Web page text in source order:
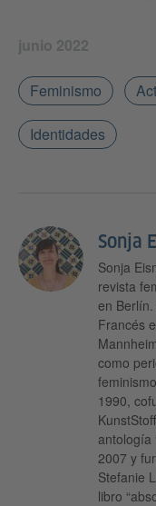
junio 2022
Feminismo
Identidades
Sonja
Sonja
revista
en
Francés
como
1990,
antología
2007 y
Stefanie
libro